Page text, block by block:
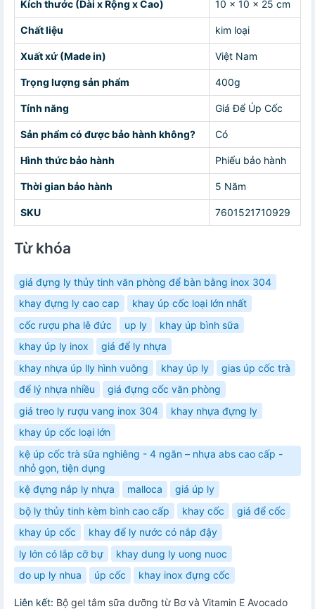
Kích thước (Dài x Rộng x Cao) 10 x 10 x 25 cm
Chất liệu kim loại
Xuất xứ (Made in) Việt Nam
Trọng lượng sản phẩm 400g
Tính năng Giá Để Úp Cốc
Sản phẩm có được bảo hành không? Có
Hình thức bảo hành Phiếu bảo hành
Thời gian bảo hành 5 Năm
SKU 7601521710929
Từ khóa
giá đựng ly thủy tinh văn phòng để bàn bằng inox 304
khay đựng ly cao cap
khay úp cốc loại lớn nhất
cốc rượu pha lê đức
up ly
khay úp bình sữa
khay úp ly inox
giá để ly nhựa
khay nhựa úp lly hình vuông
khay úp ly
gias úp cốc trà
để lý nhựa nhiều
giá đựng cốc văn phòng
giá treo ly rượu vang inox 304
khay nhựa đựng ly
khay úp cốc loại lớn
kệ úp cốc trà sữa nghiêng - 4 ngăn – nhựa abs cao cấp -
nhỏ gọn, tiện dụng
kệ đựng nắp ly nhựa
malloca
giá úp ly
bộ ly thủy tinh kèm bình cao cấp
khay cốc
giá để cốc
khay úp cốc
khay để ly nước có nắp đậy
ly lớn có lắp cỡ bự
khay dung ly uong nuoc
do up ly nhua
úp cốc khay inox đựng cốc
Liên kết: Bộ gel tắm sữa dưỡng từ Bơ và Vitamin E Avocado